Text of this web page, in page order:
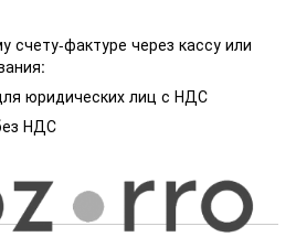
счету-фактуре через кассу или
юридических лиц с НДС
НДС